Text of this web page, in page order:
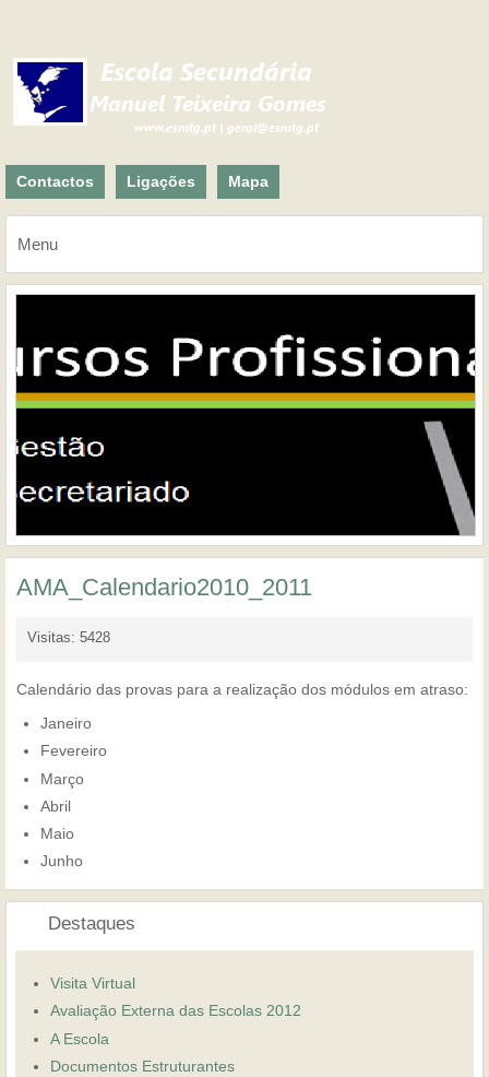
Contactos Ligações Mapa
Menu
AMA_Calendario2010_2011
Visitas: 5428
Calendário das provas para a realização dos módulos em atraso:
Janeiro
Fevereiro
Março
Abril
Maio
Junho
Destaques
Visita Virtual
Avaliação Externa das Escolas 2012
A Escola
Documentos Estruturantes